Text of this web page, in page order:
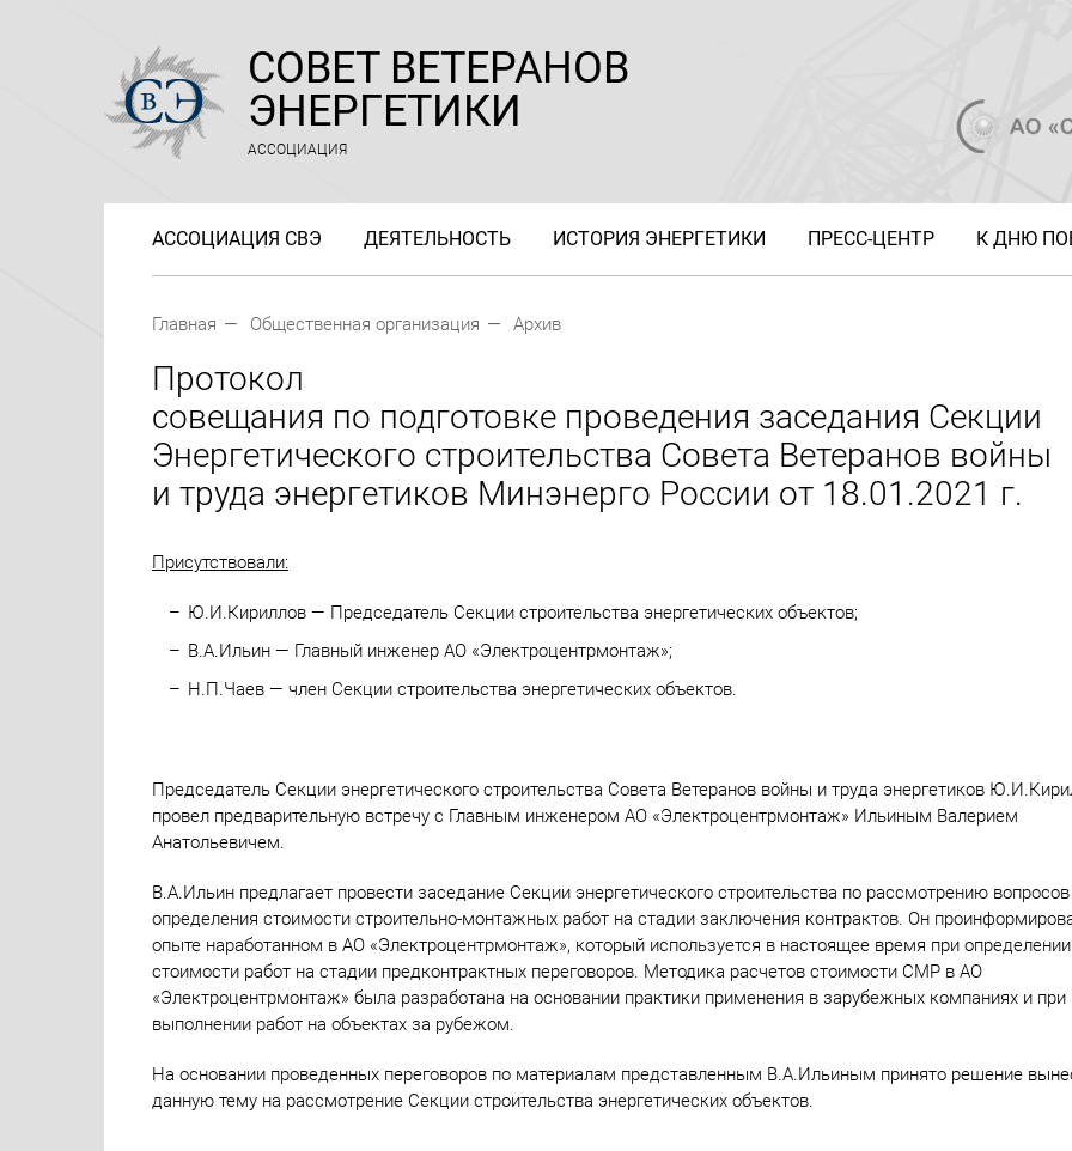
СОВЕТ ВЕТЕРАНОВ
ЭНЕРГЕТИКИ
АССОЦИАЦИЯ
АССОЦИАЦИЯ СВЭ ДЕЯТЕЛЬНОСТЬ ИСТОРИЯ ЭНЕРГЕТИКИ ПРЕСС-ЦЕНТР К ДНЮ
Главная Общественная организация Архив
Протокол
совещания по подготовке проведения заседания Секции
Энергетического строительства Совета Ветеранов войны
и труда энергетиков Минэнерго России от 18.01.2021 г.
Присутствовали:
Ю.И.Кириллов — Председатель Секции строительства энергетических объектов;
В.А.Ильин — Главный инженер АО «Электроцентрмонтаж»;
Н.П.Чаев — член Секции строительства энергетических объектов.
Председатель Секции энергетического строительства Совета Ветеранов войны и труда энергетиков
провел предварительную встречу с Главным инженером АО «Электроцентрмонтаж» Ильиным Валерием
Анатольевичем.
В.А.Ильин предлагает провести заседание Секции энергетического строительства по рассмотрению вопросов
определения стоимости строительно-монтажных работ на стадии заключения контрактов. Он
опыте наработанном в АО «Электроцентрмонтаж», который используется в настоящее время при определении
стоимости работ на стадии предконтрактных переговоров. Методика расчетов стоимости СМР в АО
«Электроцентрмонтаж» была разработана на основании практики применения в зарубежных компаниях и при
выполнении работ на объектах за рубежом.
На основании проведенных переговоров по материалам представленным В.А.Ильиным принято решение
данную тему на рассмотрение Секции строительства энергетических объектов.